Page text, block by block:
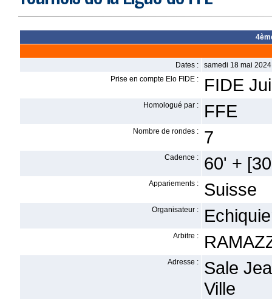
Dates :
samedi 18 mai
Prise en compte Elo FIDE :
FIDE
Homologué par : FFE
Nombre de rondes : 7
Cadence : 60' +
Appariements : Suisse
Organisateur :
Arbitre :
Adresse :
Sale
Ville